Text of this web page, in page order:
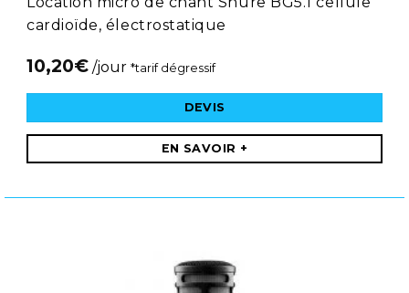
cardioïde, électrostatique
10,20€ /jour *tarif dégressif
DEVIS
EN SAVOIR +